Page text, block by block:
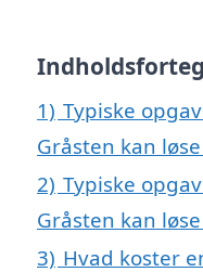
1) Typiske
Gråsten kan
2) Typiske
Gråsten kan
3) Hvad koster